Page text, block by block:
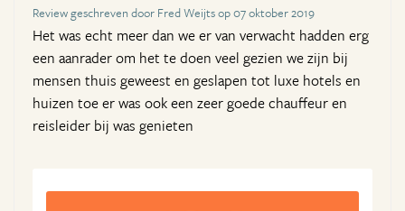
Review geschreven door Fred Weijts op 07 oktober 2019
Het was echt meer dan we er van verwacht hadden erg
een aanrader om het te doen veel gezien we zijn bij
mensen thuis geweest en geslapen tot luxe hotels en
huizen toe er was ook een zeer goede chauffeur en
reisleider bij was genieten